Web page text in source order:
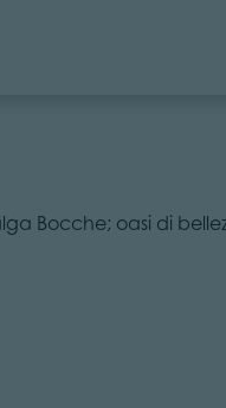
Bocche; oasi di